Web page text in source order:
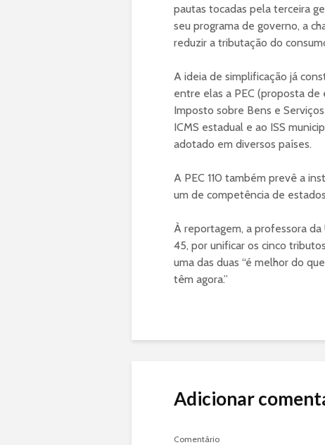
pautas tocadas pela terceira
seu programa de governo, a
reduzir a tributação do
A ideia de simplificação já
entre elas a PEC (proposta de
Imposto sobre Bens e
ICMS estadual e ao ISS
adotado em diversos países.
A PEC 110 também prevê a
um de competência de
À reportagem, a professora
45, por unificar os cinco
uma das duas “é melhor do
têm agora.”
Adicionar
Comentário